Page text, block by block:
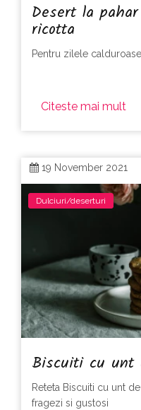
Desert la
ricotta
Pentru zilele
Citeste mai mult
19 November 2021
Dulciuri/deserturi
Biscuiti cu unt
Reteta Biscuiti cu unt
fragezi si gustosi